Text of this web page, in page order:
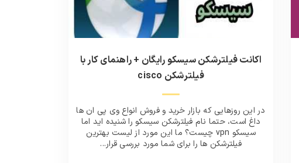
اکانت فیلترشکن سیسکو رایگان + راهنمای کار با
فیلترشکن cisco
در این روزهایی که بازار خرید و فروش انواع وی پی ان ها
داغ است، حتما نام فیلترشکن سیسکو را شنیده اید اما
سیسکو vpn چیست؟ ما این مورد از لیست بهترین
فیلترشکن ها را برای شما مورد بررسی قرار...